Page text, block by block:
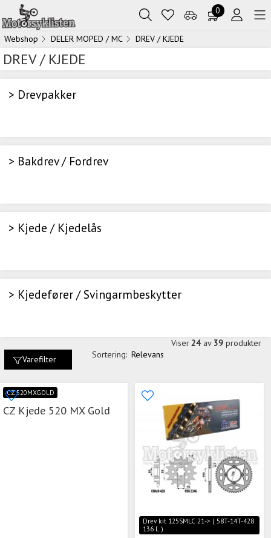
0
Webshop DELER MOPED / MC DREV / KJEDE
DREV / KJEDE
> Drevpakker
> Bakdrev / Fordrev
> Kjede / Kjedelås
> Kjedefører / Svingarmbeskytter
Varefilter Sortering: Relevans
Viser 24 av 39 produkter
CZ.520MXGOLD
CZ Kjede 520 MX Gold
Drev kit 125SMLC 21-> ( 58T-14T-428
136 L )